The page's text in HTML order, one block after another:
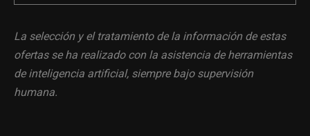
La selección y el tratamiento de la información de estas
ofertas se ha realizado con la asistencia de herramientas
de inteligencia artificial, siempre bajo supervisión
humana.